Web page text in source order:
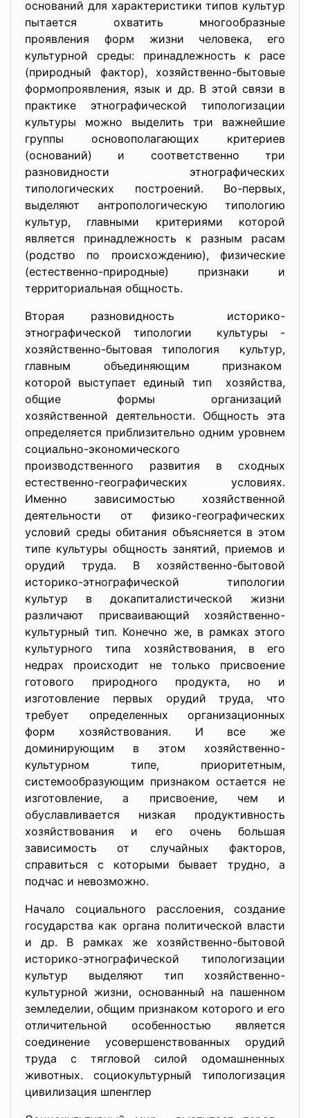
оснований для характеристики типов культур
пытается охватить многообразные
проявления форм жизни человека, его
культурной среды: принадлежность к расе
(природный фактор), хозяйственно-бытовые
формопроявления, язык и др. В этой связи в
практике этнографической типологизации
культуры можно выделить три важнейшие
группы основополагающих критериев
(оснований) и соответственно три
разновидности этнографических
типологических построений. Во-первых,
выделяют антропологическую типологию
культур, главными критериями которой
является принадлежность к разным расам
(родство по происхождению), физические
(естественно-природные) признаки и
территориальная общность.
Вторая разновидность историко-
этнографической типологии культуры -
хозяйственно-бытоваятипология культур,
главным объединяющим признаком
которой выступает единый тип хозяйства,
общие формы организаций
хозяйственной деятельности. Общность эта
определяется приблизительно одним уровнем
социально-экономического
производственного развития в сходных
естественно-географических условиях.
Именно зависимостью хозяйственной
деятельности от физико-географических
условий среды обитания объясняется в этом
типе культуры общность занятий, приемов и
орудий труда. В хозяйственно-бытовой
историко-этнографической типологии
культур в докапиталистической жизни
различают присваивающий хозяйственно-
культурный тип. Конечно же, в рамках этого
культурного типа хозяйствования, в его
недрах происходит не только присвоение
готового природного продукта, но и
изготовление первых орудий труда, что
требует определенных организационных
форм хозяйствования. И все же
доминирующим в этом хозяйственно-
культурном типе, приоритетным,
системообразующим признаком остается не
изготовление, а присвоение, чем и
обуславливается низкая продуктивность
хозяйствования и его очень большая
зависимость от случайных факторов,
справиться с которыми бывает трудно, а
подчас и невозможно.
Начало социального расслоения, создание
государства как органа политической власти
и др. В рамках же хозяйственно-бытовой
историко-этнографической типологизации
культур выделяют тип хозяйственно-
культурной жизни, основанный на пашенном
земледелии, общим признаком которого и его
отличительной особенностью является
соединение усовершенствованных орудий
труда с тягловой силой одомашненных
животных. социокультурный типологизация
цивилизация шпенглер